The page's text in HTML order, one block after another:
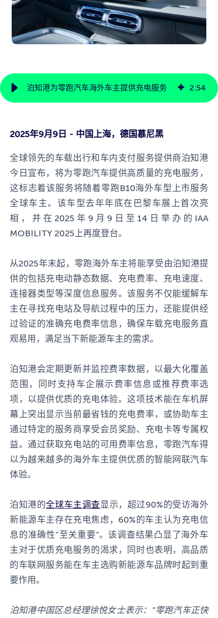
泊知港为零跑汽车海外车主提供充电服务 2:54
2025年9月9日 - 中国上海，德国慕尼黑
全球领先的车载出行和车内支付服务提供商泊知港
今日宣布，将为零跑汽车提供高质量的充电服务，
这标志着该服务将随着零跑B10海外车型上市服务
全球车主。该车型去年年底在巴黎车展上首次亮
相，并在2025年9月9日至14日举办的IAA
MOBILITY 2025上再度登台。
从2025年末起，零跑海外车主将能享受由泊知港提
供的包括充电动静态数据、充电费率、充电速度、
连接器类型等深度信息服务。该服务不仅能缓解车
主在寻找充电站及导航过程中的压力，还能提供经
过验证的准确充电费率信息，确保车载充电服务直
观易用，满足当下新能源车主的需求。
泊知港会定期更新并监控费率数据，以最大化覆盖
范围，同时支持车企展示费率信息或推荐费率选
项，以提供优质的充电体验。这项技术能在车机屏
幕上突出显示当前最省钱的充电费率，或协助车主
通过特定的服务商享受会员奖励、充电卡等专属权
益。通过获取充电站的可用费率信息，零跑汽车得
以为越来越多的海外车主提供优质的智能网联汽车
体验。
泊知港的全球车主调查显示，超过90%的受访海外
新能源车主存在充电焦虑，60%的车主认为充电信
息的准确性“至关重要”。该调查结果凸显了海外车
主对于优质充电服务的渴求，同时也表明，高品质
的车联网服务能在车主选购新能源车品牌时起到重
要作用。
泊知港中国区总经理徐悦女士表示：“零跑汽车正快